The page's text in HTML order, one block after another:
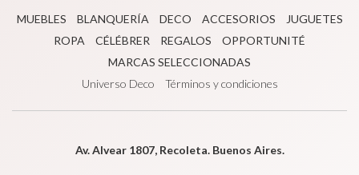
MUEBLES BLANQUERÍA DECO ACCESORIOS
JUGUETES
ROPA
CÉLÉBRER REGALOS
OPPORTUNITÉ
MARCAS SELECCIONADAS
Universo Deco
Términos y condiciones
Av. Alvear 1807, Recoleta. Buenos Aires.